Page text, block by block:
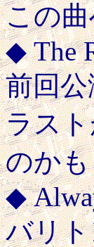
この
◆ The
前回
ラス
のか
◆
バリ